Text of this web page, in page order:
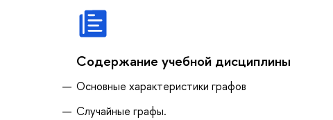
Содержание учебной дисциплины
Основные характеристики графов
Случайные графы.